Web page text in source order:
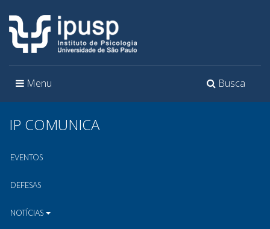
Toggle
Busca
Toggle
Menu
IP COMUNICA
EVENTOS
DEFESAS
NOTÍCIAS